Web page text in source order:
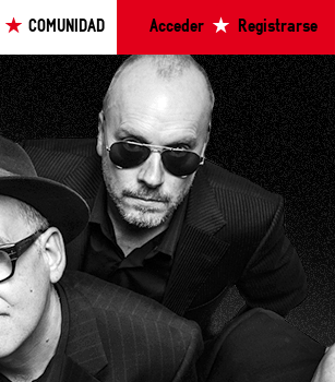
COMUNIDAD Acceder Registrarse